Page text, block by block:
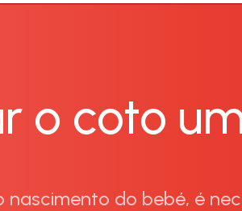
o coto
nascimento do bebé, é